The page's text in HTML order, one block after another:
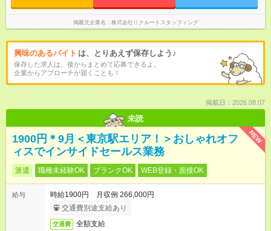
掲載元企業名 株式会社リクルートスタッフィング
興味のあるバイト は、とりあえず保存しよう♪
保存した求人は、後からまとめて応募できるよ。
企業からアプローチが届くことも！
掲載日：2026.08.07
未読
NEW
1900円＊9月＜東京駅エリア！＞おしゃれオフ
ィスでインサイドセールス業務
派遣 職種未経験OK ブランクOK WEB登録・面接OK
給与
時給1900円 月収例 266,000円
交通費別途支給あり
交通費 全額支給